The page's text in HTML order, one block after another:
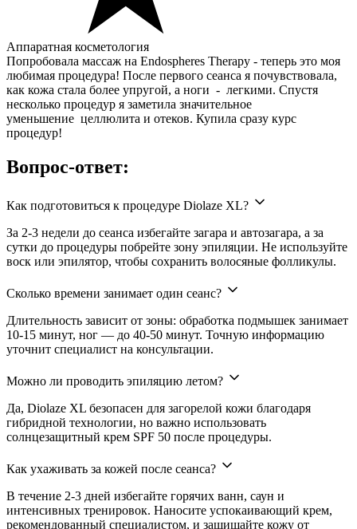
Аппаратная косметология
Попробовала массаж на Endospheres Therapy - теперь это моя
любимая процедура! После первого сеанса я почувствовала,
как кожа стала более упругой, а ноги - легкими. Спустя
несколько процедур я заметила значительное
уменьшение целлюлита и отеков. Купила сразу курс
процедур!
Вопрос-ответ:
Как подготовиться к процедуре Diolaze XL?
За 2-3 недели до сеанса избегайте загара и автозагара, а за
сутки до процедуры побрейте зону эпиляции. Не используйте
воск или эпилятор, чтобы сохранить волосяные фолликулы.
Сколько времени занимает один сеанс?
Длительность зависит от зоны: обработка подмышек занимает
10-15 минут, ног — до 40-50 минут. Точную информацию
уточнит специалист на консультации.
Можно ли проводить эпиляцию летом?
Да, Diolaze XL безопасен для загорелой кожи благодаря
гибридной технологии, но важно использовать
солнцезащитный крем SPF 50 после процедуры.
Как ухаживать за кожей после сеанса?
В течение 2-3 дней избегайте горячих ванн, саун и
интенсивных тренировок. Наносите успокаивающий крем,
рекомендованный специалистом, и защищайте кожу от